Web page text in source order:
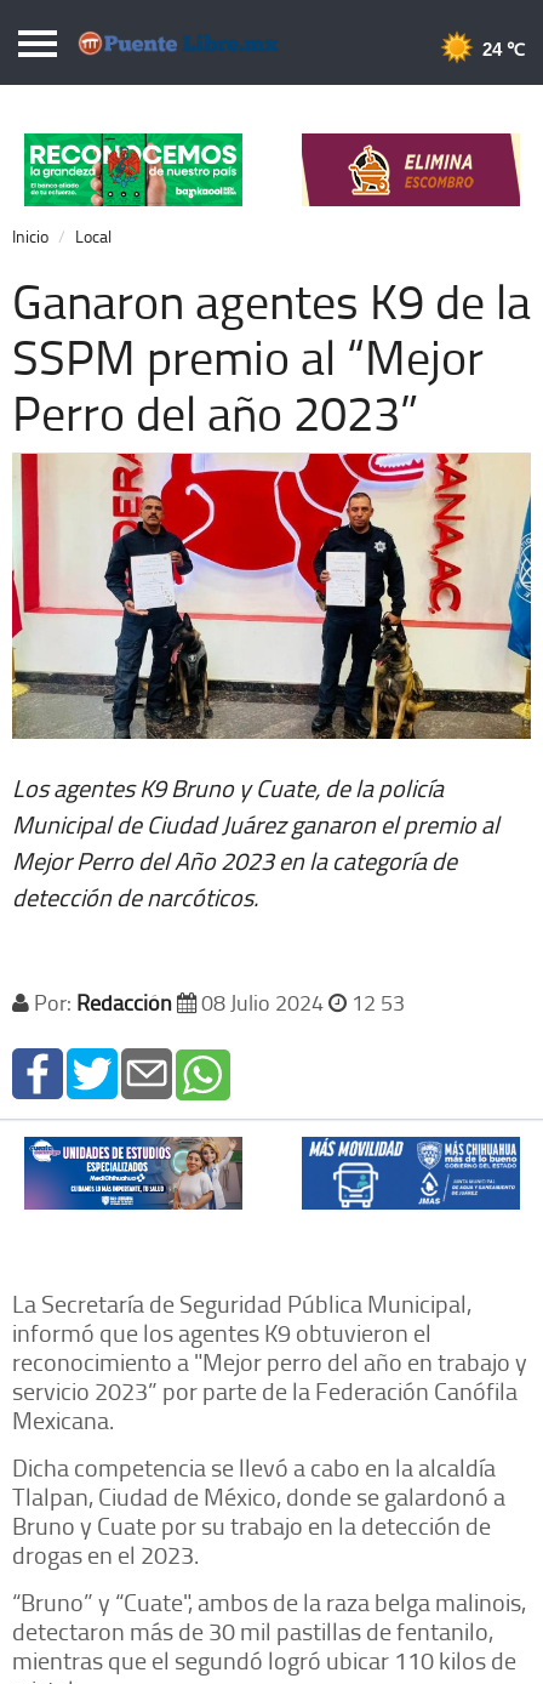
Puentelibre.mx
Local
Nacional
Opinión
Cronos
Economía
Espectáculos
Extra +
24 ℃
Inicio Local
Ganaron agentes K9 de la
SSPM premio al “Mejor
Perro del año 2023”
Los agentes K9 Bruno y Cuate, de la policía
Municipal de Ciudad Juárez ganaron el premio al
Mejor Perro del Año 2023 en la categoría de
detección de narcóticos.
Por: Redacción 08 Julio 2024 12 53
La Secretaría de Seguridad Pública Municipal,
informó que los agentes K9 obtuvieron el
reconocimiento a "Mejor perro del año en trabajo y
servicio 2023” por parte de la Federación Canófila
Mexicana.
Dicha competencia se llevó a cabo en la alcaldía
Tlalpan, Ciudad de México, donde se galardonó a
Bruno y Cuate por su trabajo en la detección de
drogas en el 2023.
“Bruno” y “Cuate", ambos de la raza belga malinois,
detectaron más de 30 mil pastillas de fentanilo,
mientras que el segundó logró ubicar 110 kilos de